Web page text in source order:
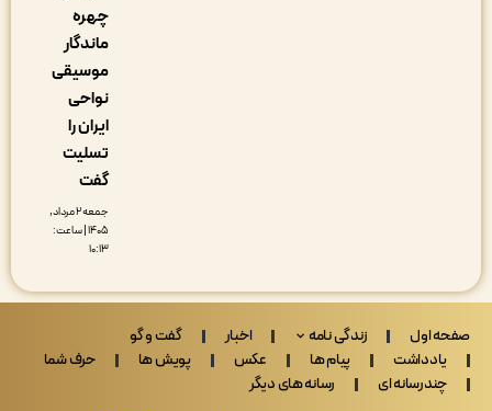
موسیقی
جمعه ۲ مرداد,
۱۴۰۵ | ساعت:
اول زندگی نامه اخبار
گفت و گو
پیام ها عکس پویش ها
حرف شما
ای
رسانه های دیگر